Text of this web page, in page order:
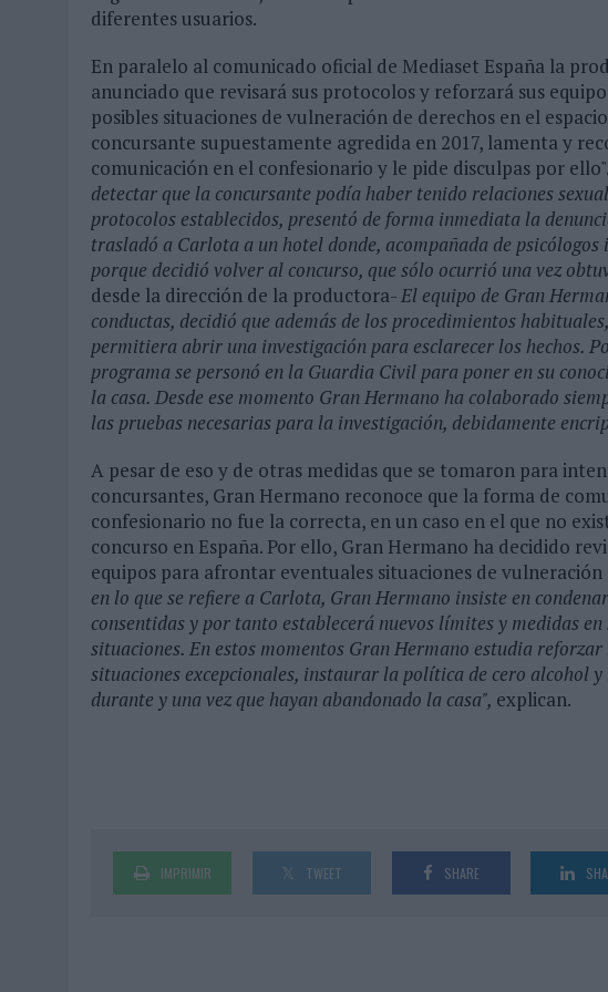
diferentes usuarios.
En paralelo al comunicado oficial de Mediaset España la
anunciado que revisará sus protocolos y reforzará sus
posibles situaciones de vulneración de derechos en el
concursante supuestamente agredida en 2017, lamenta y
comunicación en el confesionario y le pide disculpas por ello".
detectar que la concursante podía haber tenido relaciones
protocolos establecidos, presentó de forma inmediata la
trasladó a Carlota a un hotel donde, acompañada de
porque decidió volver al concurso, que sólo ocurrió una vez
desde la dirección de la productora-El equipo de Gran
conductas, decidió que además de los procedimientos
permitiera abrir una investigación para esclarecer los hechos.
programa se personó en la Guardia Civil para poner en su
la casa. Desde ese momento Gran Hermano ha colaborado
las pruebas necesarias para la investigación, debidamente
A pesar de eso y de otras medidas que se tomaron para
concursantes, Gran Hermano reconoce que la forma de
confesionario no fue la correcta, en un caso en el que no
concurso en España. Por ello, Gran Hermano ha decidido
equipos para afrontar eventuales situaciones de vulneración
en lo que se refiere a Carlota, Gran Hermano insiste en
consentidas y por tanto establecerá nuevos límites y medidas
situaciones. En estos momentos Gran Hermano estudia
situaciones excepcionales, instaurar la política de cero alcohol
durante y una vez que hayan abandonado la casa", explican.
IMPRIMIR TWEET SHARE